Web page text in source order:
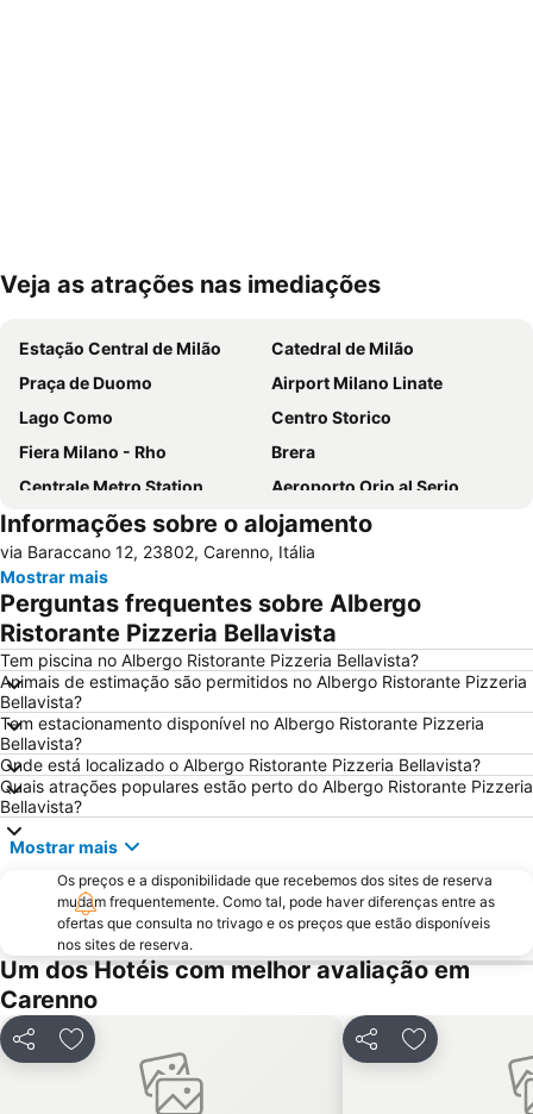
Ampliar mapa
Veja as atrações nas imediações
Estação Central de Milão
Catedral de Milão
Praça de Duomo
Airport Milano Linate
Lago Como
Centro Storico
Fiera Milano - Rho
Brera
Centrale Metro Station
Aeroporto Orio al Serio
Navigli
Cidade Alta de Bérgamo
Stazione di Bergamo
San Siro
Stazione Porta Garibaldi
Lampugnano Metro Station
Autodromo Nazionale Monza
Teatro alla Scala
San Siro Stadio Metro Station
Cadorna – Triennale Metro Station
Porta Romana
Porta Garibaldi
Porta Venezia
Galeria Vittorio Emanuele II
Porto Como
FieraMilano
Lampugnano
Museo del Duomo di Milano
Funicolare di Città Alta
Teatro dal Verme
Bicocca
Via Montenapoleone
San Siro Ippodromo Metro Station
Stazione Milano Lambrate
Castelo Sforzeco
Porta Genova
Zara Metro Station
Lago d' Iseo
Lido di Bellagio
Informações sobre o alojamento
via Baraccano 12, 23802, Carenno, Itália
Mostrar mais
Perguntas frequentes sobre Albergo
Ristorante Pizzeria Bellavista
Tem piscina no Albergo Ristorante Pizzeria Bellavista?
Animais de estimação são permitidos no Albergo Ristorante Pizzeria
Bellavista?
Tem estacionamento disponível no Albergo Ristorante Pizzeria
Bellavista?
Onde está localizado o Albergo Ristorante Pizzeria Bellavista?
Quais atrações populares estão perto do Albergo Ristorante Pizzeria
Bellavista?
Mostrar mais
Os preços e a disponibilidade que recebemos dos sites de reserva
mudam frequentemente. Como tal, pode haver diferenças entre as
ofertas que consulta no trivago e os preços que estão disponíveis
nos sites de reserva.
Um dos Hotéis com melhor avaliação em
Carenno
PartilharAdicionar aos favoritos PartilharAdicionar